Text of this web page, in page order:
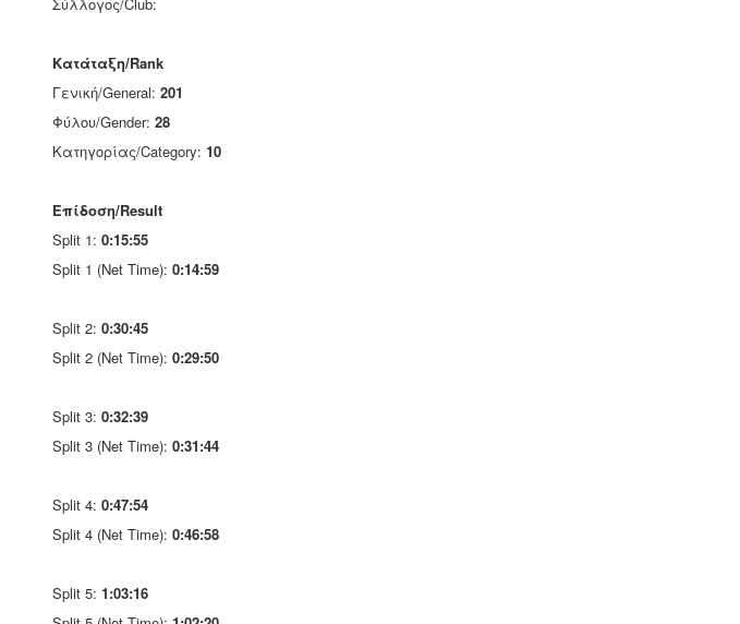
Κατάταξη/Rank
Γενική/General: 201
Φύλου/Gender: 28
Κατηγορίας/Category: 10
Επίδοση/Result
Split 1: 0:15:55
Split 1 (Net Time): 0:14:59
Split 2: 0:30:45
Split 2 (Net Time): 0:29:50
Split 3: 0:32:39
Split 3 (Net Time): 0:31:44
Split 4: 0:47:54
Split 4 (Net Time): 0:46:58
Split 5: 1:03:16